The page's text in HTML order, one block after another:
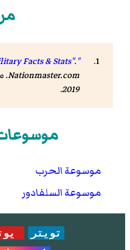
"El Salvador Military Facts & Stats"
.
Nationmaster.com
.
2019
.
موسوعة الحرب
موسوعة السلفادور
تويتر